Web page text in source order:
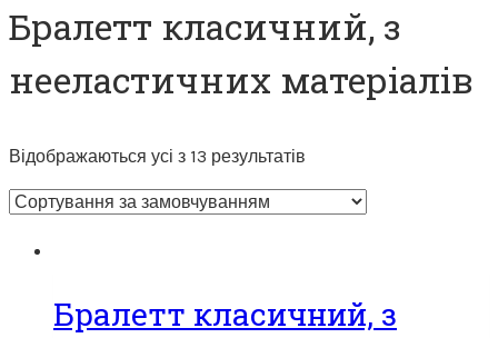
Бралетт класичний, з
нееластичних матеріалів
Відображаються усі з 13 результатів
Бралетт класичний, з